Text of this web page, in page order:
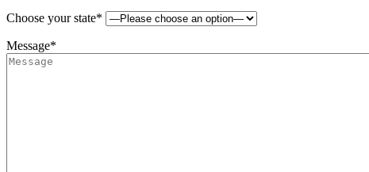
Choose your state*
Message*